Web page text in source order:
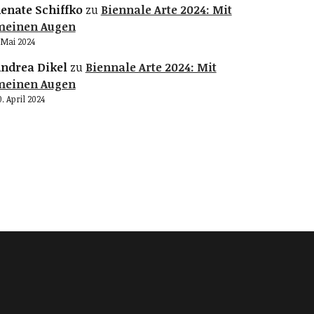
Schiffkozu Biennale Arte 2024: Mit
Augen
Mai 2024
Dikelzu Biennale Arte 2024: Mit
Augen
April 2024